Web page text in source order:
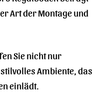
Art der Montage und
Sie nicht nur
Ambiente, das
einlädt.